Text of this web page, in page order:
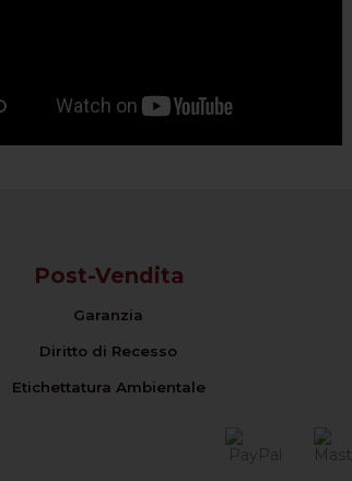
Post-Vendita
Garanzia
Diritto di Recesso
Etichettatura Ambientale